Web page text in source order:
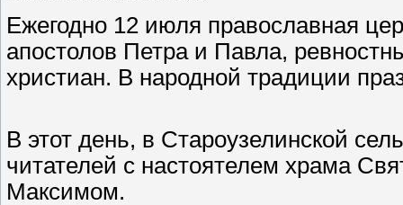
Ежегодно 12 июля православная
апостолов Петра и Павла,
христиан. В народной традиции
В этот день, в Староузелинской
читателей с настоятелем храма
Максимом.